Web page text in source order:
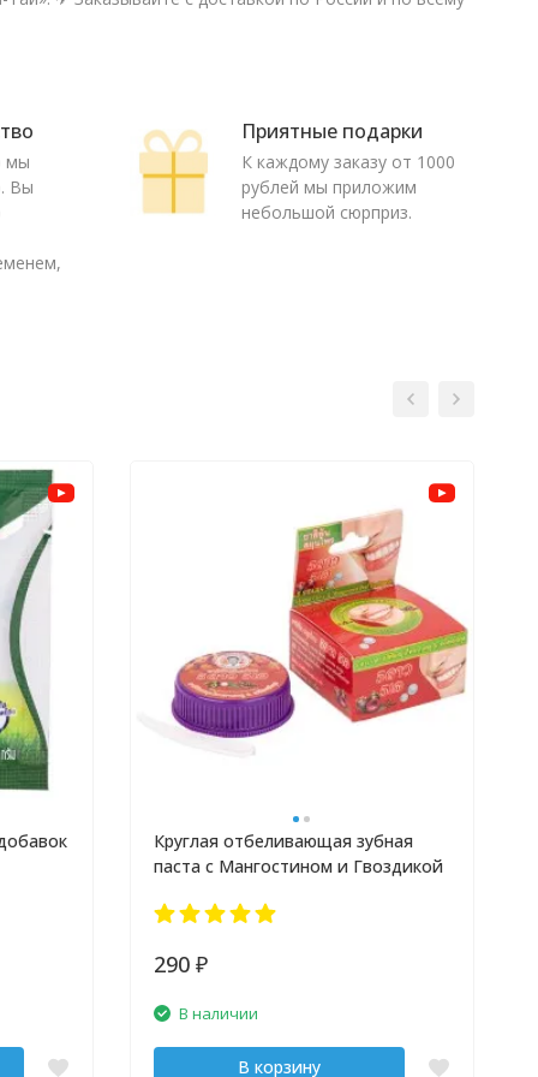
мы
Вы
Приятные подарки
К каждому заказу от 1000
рублей мы приложим
небольшой сюрприз.
Круглая отбеливающая зубная
паста с Мангостином и Гвоздикой
290 ₽
В наличии
В корзину